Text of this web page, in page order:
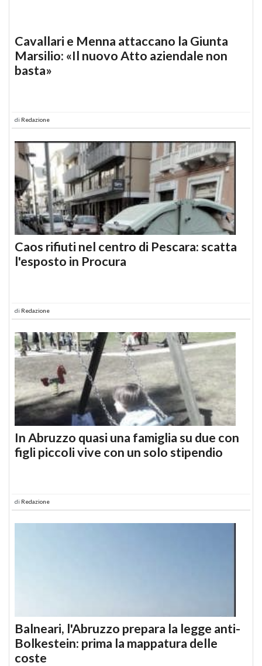
Cavallari e Menna attaccano la Giunta
Marsilio: «Il nuovo Atto aziendale non
basta»
di Redazione
Caos rifiuti nel centro di Pescara: scatta
l'esposto in Procura
di Redazione
In Abruzzo quasi una famiglia su due con
figli piccoli vive con un solo stipendio
di Redazione
Balneari, l'Abruzzo prepara la legge anti-
Bolkestein: prima la mappatura delle
coste